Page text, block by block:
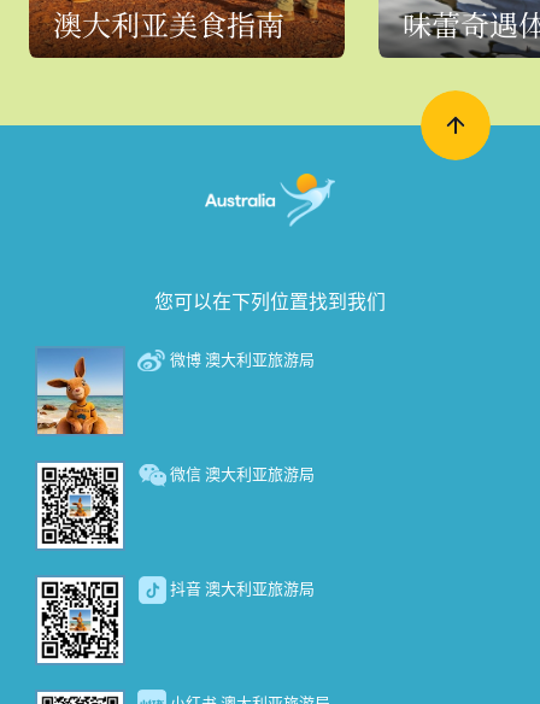
澳大利亚美食指南 味蕾奇遇
您可以在下列位置找到我们
微博 澳大利亚旅游局
微信 澳大利亚旅游局
抖音 澳大利亚旅游局